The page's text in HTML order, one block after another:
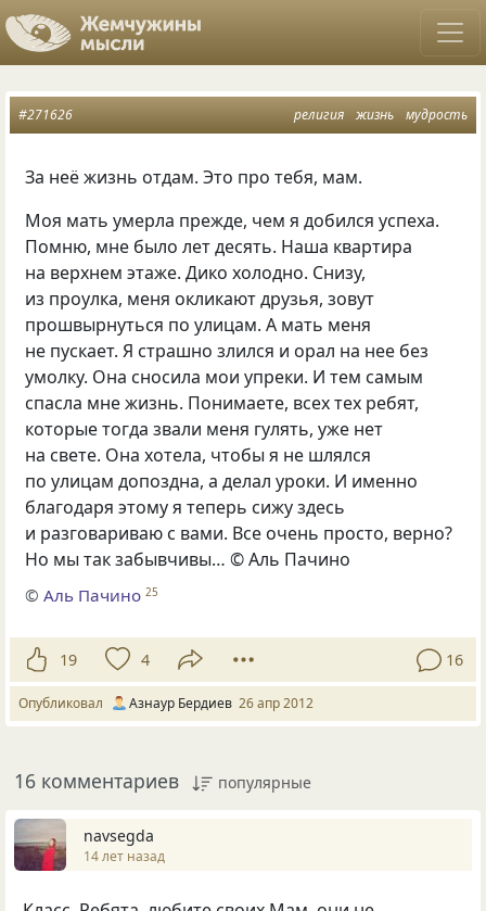
религия жизнь мудрость
#271626
За неё жизнь отдам. Это про тебя, мам.
Моя мать умерла прежде, чем я добился успеха.
Помню, мне было лет десять. Наша квартира
на верхнем этаже. Дико холодно. Снизу,
из проулка, меня окликают друзья, зовут
прошвырнуться по улицам. А мать меня
не пускает. Я страшно злился и орал на нее без
умолку. Она сносила мои упреки. И тем самым
спасла мне жизнь. Понимаете, всех тех ребят,
которые тогда звали меня гулять, уже нет
на свете. Она хотела, чтобы я не шлялся
по улицам допоздна, а делал уроки. И именно
благодаря этому я теперь сижу здесь
и разговариваю с вами. Все очень просто, верно?
Но мы так забывчивы… © Аль Пачино
©Аль Пачино 25
19 4 16
Опубликовал Азнаур Бердиев 26 апр 2012
16 комментариев популярные
navsegda
14 лет назад